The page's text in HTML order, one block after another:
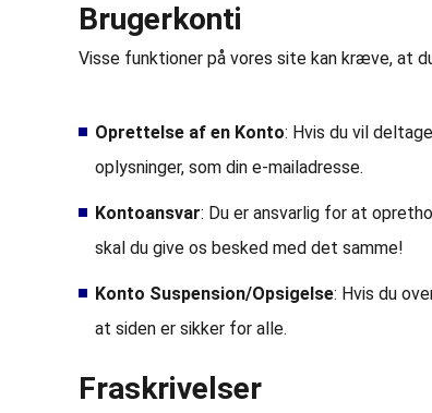
Brugerkonti
Visse funktioner på vores site kan kræve, at
Oprettelse af en Konto: Hvis du vil
oplysninger, som din e-mailadresse.
Kontoansvar: Du er ansvarlig for at
skal du give os besked med det samme!
Konto Suspension/Opsigelse: Hvis du
at siden er sikker for alle.
Fraskrivelser